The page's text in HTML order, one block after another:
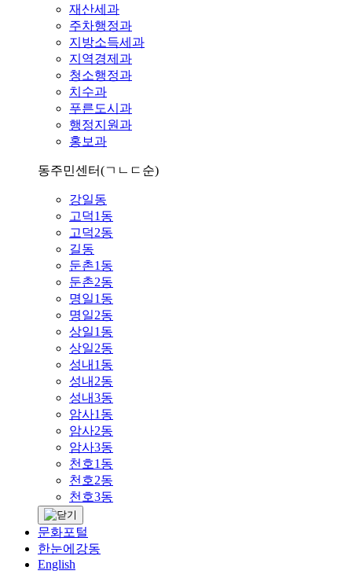
재산세과
주차행정과
지방소득세과
지역경제과
청소행정과
치수과
푸른도시과
행정지원과
홍보과
동주민센터(ㄱㄴㄷ순)
강일동
고덕1동
고덕2동
길동
둔촌1동
둔촌2동
명일1동
명일2동
상일1동
상일2동
성내1동
성내2동
성내3동
암사1동
암사2동
암사3동
천호1동
천호2동
천호3동
문화포털
한눈에강동
English